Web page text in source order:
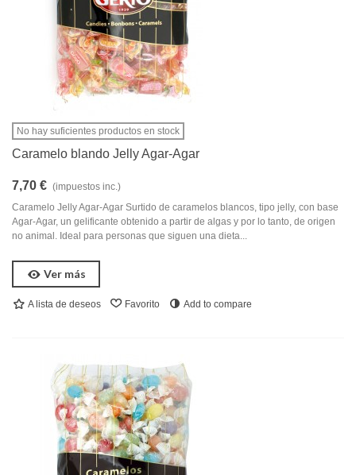
No hay suficientes productos en stock
Caramelo blando Jelly Agar-Agar
7,70 € (impuestos inc.)
Caramelo Jelly Agar-Agar Surtido de caramelos blancos, tipo jelly, con base
Agar-Agar, un gelificante obtenido a partir de algas y por lo tanto, de origen
no animal. Ideal para personas que siguen una dieta...
Ver más
A lista de deseos Favorito Add to compare